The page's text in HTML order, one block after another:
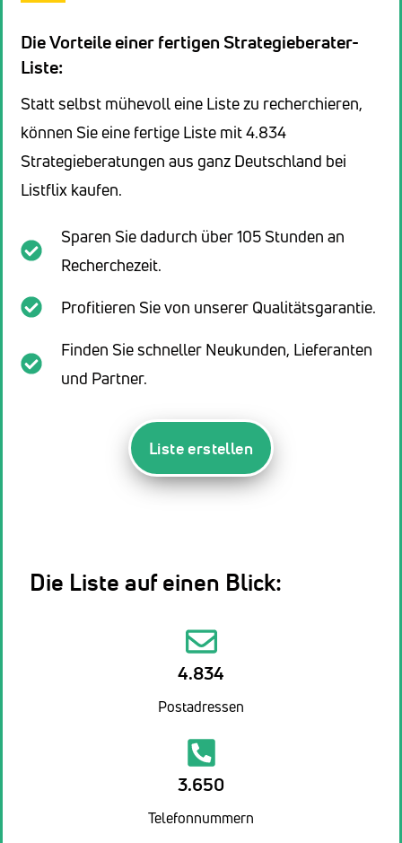
Die Vorteile einer fertigen Strategieberater-
Liste:
Statt selbst mühevoll eine Liste zu recherchieren,
können Sie eine fertige Liste mit 4.834
Strategieberatungen aus ganz Deutschland bei
Listflix kaufen.
Sparen Sie dadurch über 105 Stunden an
Recherchezeit.
Profitieren Sie von unserer Qualitätsgarantie.
Finden Sie schneller Neukunden, Lieferanten
und Partner.
Liste erstellen
Die Liste auf einen Blick:
4.834
Postadressen
3.650
Telefonnummern